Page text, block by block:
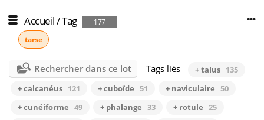
Accueil/Tag
177
tarse
Rechercher dans ce lot Tags liés + talus 135
+ calcanéus 121 + cuboïde 51 + naviculaire 50
+ cunéiforme 49 + phalange 33 + rotule 25